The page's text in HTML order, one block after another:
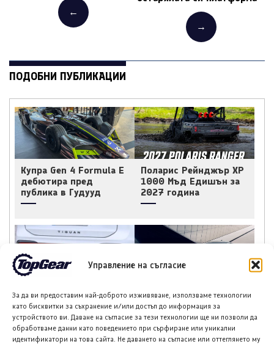
Управление на съгласие
За да ви предоставим най-доброто изживяване, използваме технологии
като бисквитки за съхранение и/или достъп до информация за
устройството ви. Даване на съгласие за тези технологии ще ни позволи да
обработваме данни като поведението при сърфиране или уникални
идентификатори на това сайта. Не даването на съгласие или оттеглянето му
←
→
ПОДОБНИ ПУБЛИКАЦИИ
Купра Gen 4 Formula E
дебютира пред
публика в Гудууд
Поларис Рейнджър ХР
1000 Мъд Едишън за
2027 година
моделна година 2027
е заснет без камуфлаж
постави нов
исторически рекорд с
над 11 000 поръчки за
ден